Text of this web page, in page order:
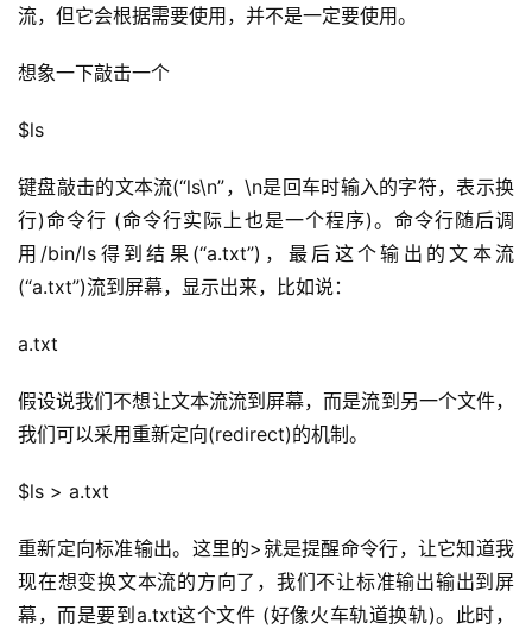
流，但它会根据需要使用，并不是一定要使用。
想象一下敲击一个
$ls
键盘敲击的文本流(“ls\n”，\n是回车时输入的字符，表示换
行)命令行 (命令行实际上也是一个程序)。命令行随后调
用/bin/ls得到结果(“a.txt”)，最后这个输出的文本流
(“a.txt”)流到屏幕，显示出来，比如说：
a.txt
假设说我们不想让文本流流到屏幕，而是流到另一个文件，
我们可以采用重新定向(redirect)的机制。
$ls > a.txt
重新定向标准输出。这里的>就是提醒命令行，让它知道我
现在想变换文本流的方向了，我们不让标准输出输出到屏
幕，而是要到a.txt这个文件 (好像火车轨道换轨)。此时，